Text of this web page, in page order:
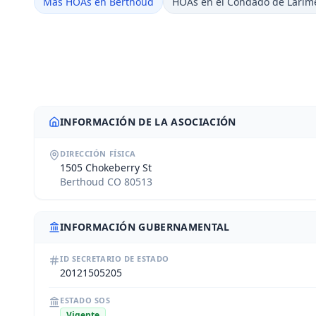
INFORMACIÓN DE LA ASOCIACIÓN
DIRECCIÓN FÍSICA
1505 Chokeberry St
Berthoud CO 80513
INFORMACIÓN GUBERNAMENTAL
ID SECRETARIO DE ESTADO
20121505205
ESTADO SOS